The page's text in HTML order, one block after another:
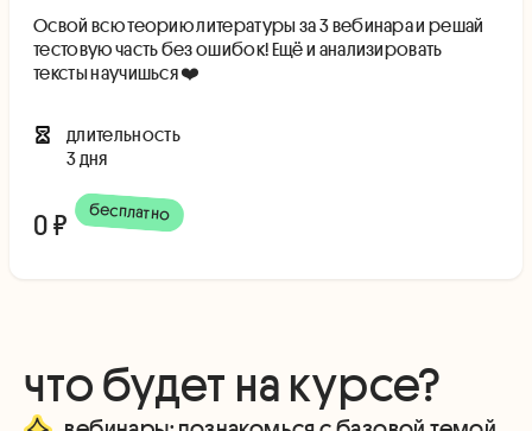
Освой всю теорию литературы за 3 вебинара и решай
тестовую часть без ошибок! Ещё и анализировать
тексты научишься ❤️
длительность
3 дня
0 ₽ бесплатно
что будет на курсе?